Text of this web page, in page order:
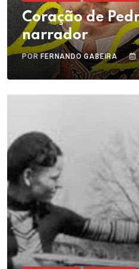
Coração de
narrador
PORFERNANDO GABEIRA